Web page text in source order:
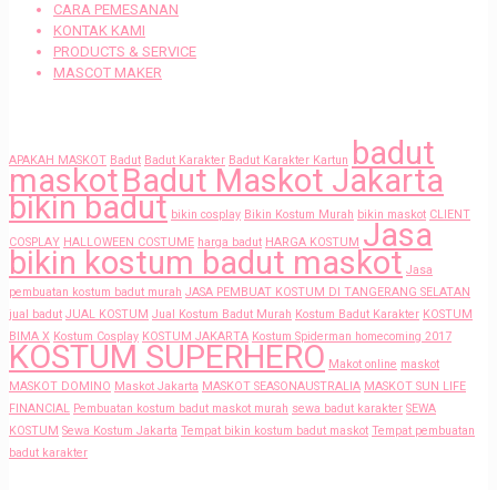
CARA PEMESANAN
KONTAK KAMI
PRODUCTS & SERVICE
MASCOT MAKER
APAKAH MASKOT Badut Badut Karakter Badut Karakter Kartun badut
maskotBadut Maskot Jakarta
bikin badut bikin cosplay Bikin Kostum Murah bikin maskot CLIENT
COSPLAY HALLOWEEN COSTUME harga badut HARGA KOSTUM Jasa
bikin kostum badut maskot Jasa
pembuatan kostum badut murah JASA PEMBUAT KOSTUM DI TANGERANG SELATAN
jual badut JUAL KOSTUM Jual Kostum Badut Murah Kostum Badut Karakter KOSTUM
BIMA X Kostum Cosplay KOSTUM JAKARTA Kostum Spiderman homecoming 2017
KOSTUM SUPERHERO Makot online maskot
MASKOT DOMINO Maskot Jakarta MASKOT SEASONAUSTRALIA MASKOT SUN LIFE
FINANCIAL Pembuatan kostum badut maskot murah sewa badut karakter SEWA
KOSTUM Sewa Kostum Jakarta Tempat bikin kostum badut maskot Tempat pembuatan
badut karakter